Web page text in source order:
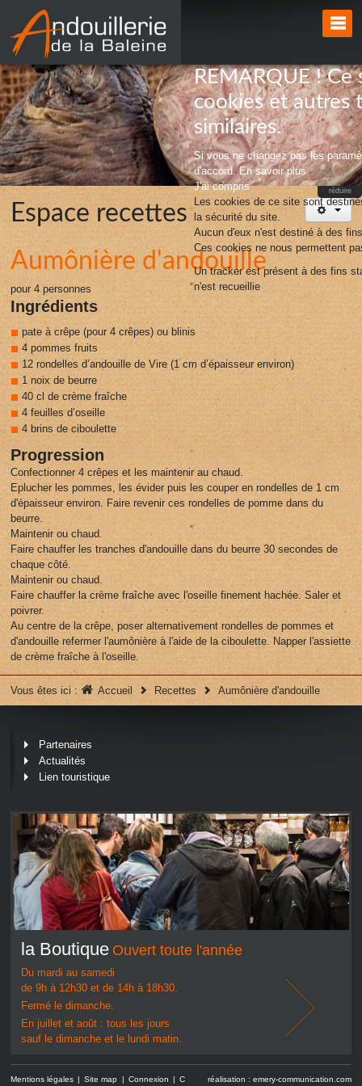
REMARQUE ! Ce
cookies et autres
similaires.
Si vous ne changez pas les
d'accord.En savoir plus
J'ai compris
Les cookies de ce site sont
la sécurité du site.
Aucun d'eux n'est destiné à des
Ces cookies ne nous permettent
Un tracker est présent à des fins
n'est recueillie
réduire
Espace recettes
Aumônière d'andouille
pour 4 personnes
Ingrédients
pate à crêpe (pour 4 crêpes) ou blinis
4 pommes fruits
12 rondelles d’andouille de Vire (1 cm d’épaisseur environ)
1 noix de beurre
40 cl de crème fraîche
4 feuilles d’oseille
4 brins de ciboulette
Progression
Confectionner 4 crêpes et les maintenir au chaud.
Eplucher les pommes, les évider puis les couper en rondelles de 1 cm
d'épaisseur environ. Faire revenir ces rondelles de pomme dans du
beurre.
Maintenir ou chaud.
Faire chauffer les tranches d'andouille dans du beurre 30 secondes de
chaque côté.
Maintenir ou chaud.
Faire chauffer la crème fraîche avec l'oseille finement hachée. Saler et
poivrer.
Au centre de la crêpe, poser alternativement rondelles de pommes et
d'andouille refermer l'aumônière à l'aide de la ciboulette. Napper l'assiette
de crème fraîche à l'oseille.
Vous êtes ici : Accueil Recettes Aumônière d'andouille
Partenaires
Actualités
Lien touristique
la Boutique Ouvert toute l'année
Du mardi au samedi
de 9h à 12h30 et de 14h à 18h30.
Fermé le dimanche.
En juillet et août : tous les jours
sauf le dimanche et le lundi matin.
Mentions légales Site map Connexion C réalisation : emery-communication.com